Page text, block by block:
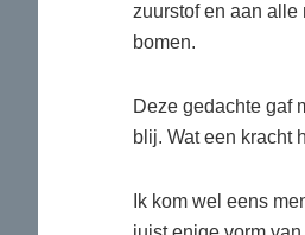
zuurstof en aan
bomen.
Deze gedachte gaf
blij. Wat een kracht
Ik kom wel eens